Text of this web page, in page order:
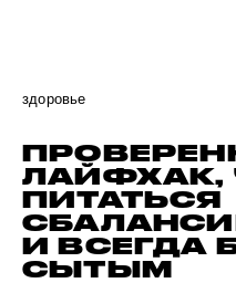
здоровье
ЛАЙФХАК,
ПИТАТЬСЯ
И ВСЕГДА
СЫТЫМ